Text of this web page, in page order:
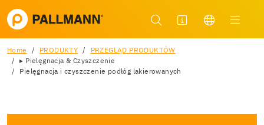
Home PRODUKTY
PRZEGLĄD PRODUKTÓW
▸ Pielęgnacja & Czyszczenie
Pielęgnacja i czyszczenie podłóg lakierowanych